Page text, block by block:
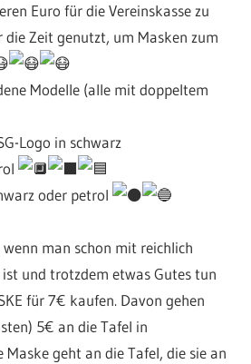
Euro für die Vereinskasse zu
die Zeit genutzt, um Masken zum
Modelle (alle mit doppeltem
Logo in schwarz
oder petrol
man schon mit reichlich
und trotzdem etwas Gutes tun
für 7€ kaufen. Davon gehen
5€ an die Tafel in
geht an die Tafel, die sie an